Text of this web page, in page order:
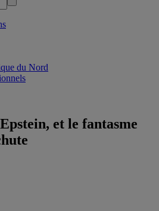
du Nord
et le fantasme